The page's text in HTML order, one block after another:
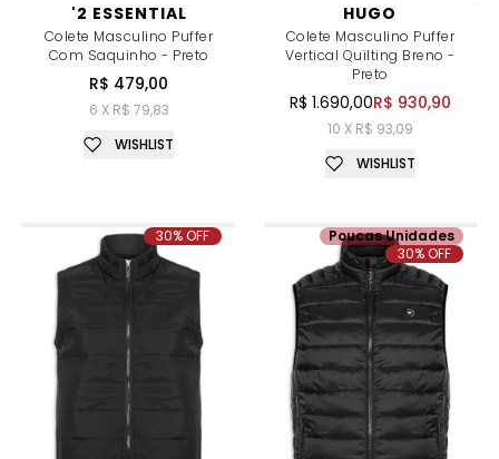
'2 ESSENTIAL
Colete Masculino Puffer
Com Saquinho - Preto
R$ 479,00
6 X R$ 79,83
WISHLIST
HUGO
Colete Masculino Puffer
Vertical Quilting Breno -
Preto
R$ 1.690,00R$ 930,90
10 X R$ 93,09
WISHLIST
30% OFF
Poucas Unidades
30% OFF